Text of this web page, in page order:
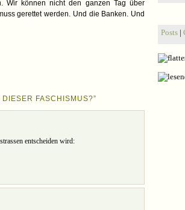
Wir können nicht den ganzen Tag über
gerettet werden. Und die Banken. Und
FASCHISMUS?”
entscheiden wird:
Posts |